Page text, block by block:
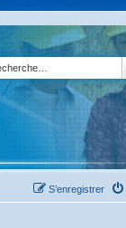
S’enregistrer